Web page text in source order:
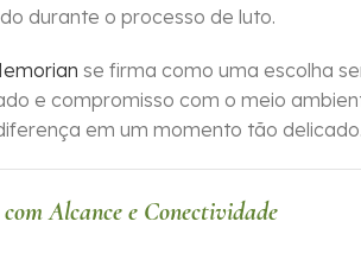
durante o processo de luto.
se firma como uma escolha
e compromisso com o meio
em um momento tão delicado.
Alcance e Conectividade